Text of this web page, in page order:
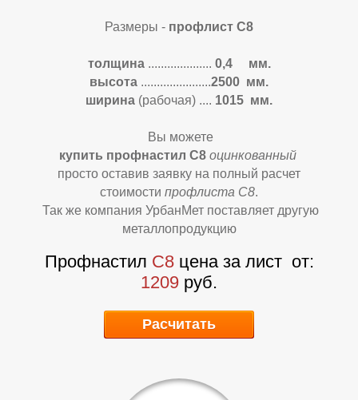
О
Размеры - профлист С8
толщина .................... 0,4 мм.
высота ......................2500 мм.
ширина (рабочая) .... 1015 мм.
Вы можете
купить профнастил С8 оцинкованный
просто оставив заявку на полный расчет
стоимости профлиста С8.
Так же компания УрбанМет поставляет другую
металлопродукцию
Профнастил С8 цена за лист от:
1209 руб.
Расчитать
О